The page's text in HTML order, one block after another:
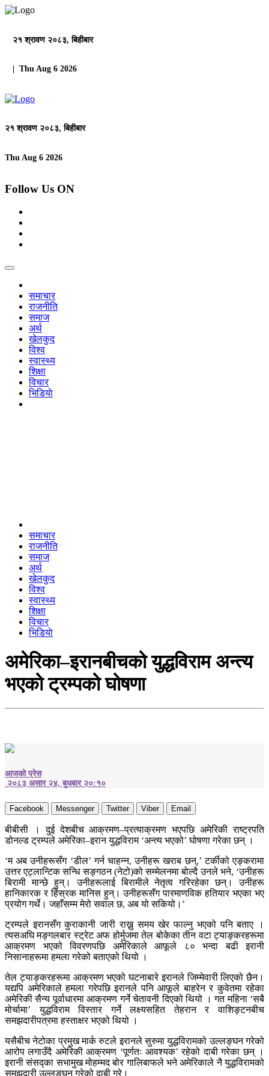
२१ श्रावण २०८३, बिहीबार
| Thu Aug 6 2026
२१ श्रावण २०८३, बिहीबार
Thu Aug 6 2026
Follow Us ON
समाचार
राजनीति
समाज
अर्थ
खेलकुद
विश्व
स्वास्थ्य
शिक्षा
विचार
भिडियाे
समाचार
राजनीति
समाज
अर्थ
खेलकुद
विश्व
स्वास्थ्य
शिक्षा
विचार
भिडियाे
अमेरिका–इरानबीचको युद्धविराम अन्त्य
भएको ट्रम्पको घोषणा
आजको प्रेस
२०८३ असार २४, बुधबार २०:१०
Facebook Messenger Twitter Viber Email
बीबीसी । दुई देशबीच आक्रमण–प्रत्याक्रमण भएपछि अमेरिकी राष्ट्रपति
डोनल्ड ट्रम्पले अमेरिका–इरान युद्धविराम ‘अन्त्य भएको’ घोषणा गरेका छन् ।
‘म अब उनीहरूसँग ‘डील’ गर्न चाहन्न, उनीहरू खराब छन्,’ टर्कीको एङ्करामा
उत्तर एट्लान्टिक सन्धि सङ्गठन (नेटो)को सम्मेलनमा बोल्दै उनले भने, ‘उनीहरू
बिरामी मान्छे हुन्। उनीहरूलाई बिरामीले नेतृत्व गरिरहेका छन्। उनीहरू
हानिकारक र हिंस्रक मानिस हुन्। उनीहरूसँग पारमाणविक हतियार भएका भए
प्रयोग गर्थे। जहाँसम्म मेरो सवाल छ, अब यो सकियो।’
ट्रम्पले इरानसँग कुराकानी जारी राख्नु समय खेर फाल्नु भएको पनि बताए ।
त्यसअघि मङ्गलबार स्ट्रेट अफ होर्मुजमा तेल बोकेका तीन वटा ट्याङ्करहरूमा
आक्रमण भएको विवरणपछि अमेरिकाले आफूले ८० भन्दा बढी इरानी
निसानाहरूमा हमला गरेको बताएको थियो ।
तेल ट्याङ्करहरूमा आक्रमण भएको घटनाबारे इरानले जिम्मेवारी लिएको छैन।
यद्यपि अमेरिकाले हमला गरेपछि इरानले पनि आफूले बाहरेन र कुवेतमा रहेका
अमेरिकी सैन्य पूर्वाधारमा आक्रमण गर्ने चेतावनी दिएको थियो । गत महिना ‘सबै
मोर्चामा’ युद्धविराम विस्तार गर्ने लक्ष्यसहित तेहरान र वाशिङ्टनबीच
समझदारीपत्रमा हस्ताक्षर भएको थियो ।
यसैबीच नेटोका प्रमुख मार्क रुटले इरानले सुरुमा युद्धविरामको उल्लङ्घन गरेको
आरोप लगाउँदै अमेरिकी आक्रमण ‘पूर्णतः आवश्यक’ रहेको दाबी गरेका छन् ।
इरानी संसद्का सभामुख मोहम्मद बोर गालिबाफले भने अमेरिकाले नै युद्धविरामको
समझदारी उल्लङ्घन गरेको दाबी गरे।